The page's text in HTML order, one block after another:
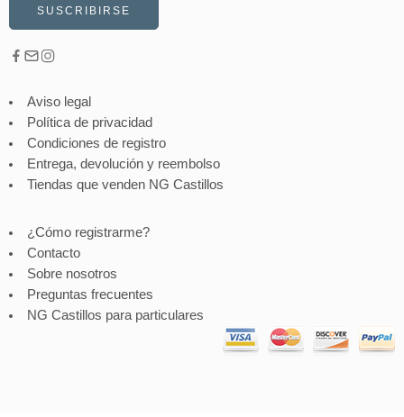
Aviso legal
Política de privacidad
Condiciones de registro
Entrega, devolución y reembolso
Tiendas que venden NG Castillos
¿Cómo registrarme?
Contacto
Sobre nosotros
Preguntas frecuentes
NG Castillos para particulares